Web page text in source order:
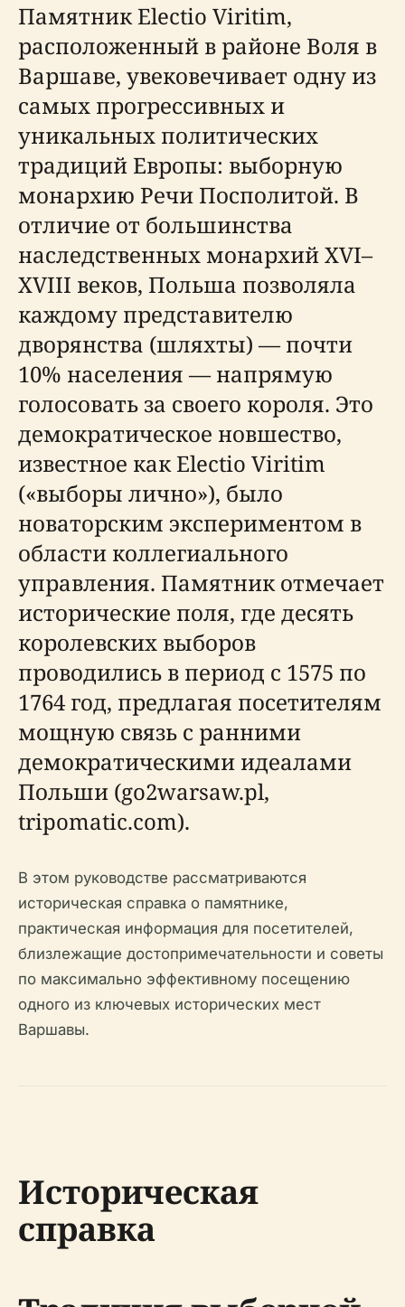
Памятник Electio Viritim,
расположенный в районе Воля в
Варшаве, увековечивает одну из
самых прогрессивных и
уникальных политических
традиций Европы: выборную
монархию Речи Посполитой. В
отличие от большинства
наследственных монархий XVI–
XVIII веков, Польша позволяла
каждому представителю
дворянства (шляхты) — почти
10% населения — напрямую
голосовать за своего короля. Это
демократическое новшество,
известное как Electio Viritim
(«выборы лично»), было
новаторским экспериментом в
области коллегиального
управления. Памятник отмечает
исторические поля, где десять
королевских выборов
проводились в период с 1575 по
1764 год, предлагая посетителям
мощную связь с ранними
демократическими идеалами
Польши (go2warsaw.pl,
tripomatic.com).
В этом руководстве рассматриваются
историческая справка о памятнике,
практическая информация для посетителей,
близлежащие достопримечательности и советы
по максимально эффективному посещению
одного из ключевых исторических мест
Варшавы.
Историческая
справка